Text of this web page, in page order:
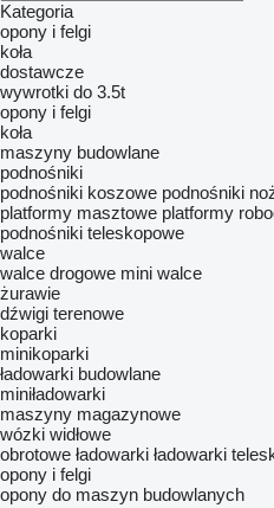
Kategoria
opony i felgi
koła
dostawcze
wywrotki do 3.5t
opony i felgi
koła
maszyny budowlane
podnośniki
podnośniki koszowe podnośniki
platformy masztowe platformy
podnośniki teleskopowe
walce
walce drogowe mini walce
żurawie
dźwigi terenowe
koparki
minikoparki
ładowarki budowlane
miniładowarki
maszyny magazynowe
wózki widłowe
obrotowe ładowarki ładowarki
opony i felgi
opony do maszyn budowlanych